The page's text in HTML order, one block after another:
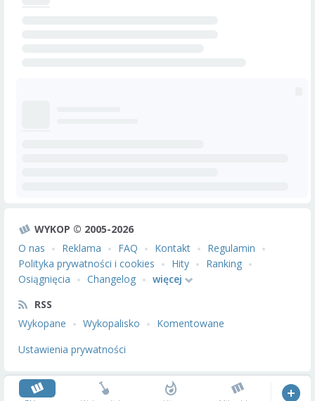
WYKOP © 2005-2026
O nas
Reklama FAQ Kontakt
Regulamin
Polityka prywatności i cookies
Hity
Ranking
Osiągnięcia
Changelog
więcej
RSS
Wykopane
Wykopalisko
Komentowane
Ustawienia prywatności